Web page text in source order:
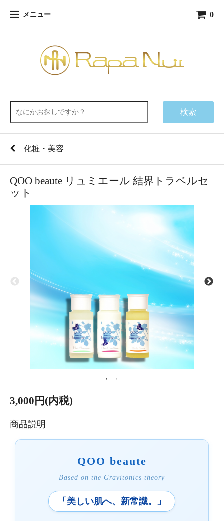
メニュー 0
検索
化粧・美容
QOO beaute リュミエール 結界トラベルセ
ット
3,000円(内税)
商品説明
QOO beaute
Based on the Gravitonics theory
「美しい肌へ、新常識。」